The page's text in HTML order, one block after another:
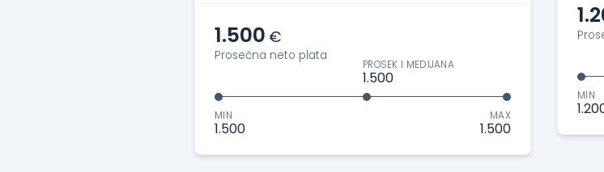
1.500 €
Prosečna neto plata
MIN
1.500
PROSEK I MEDIJANA
1.500
MAX
1.500
MIN